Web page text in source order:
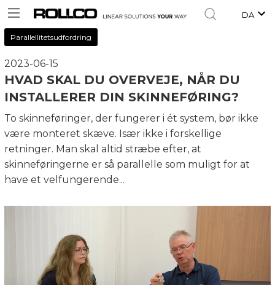
DA
Parallellitetsudfordring
2023-06-15
HVAD SKAL DU OVERVEJE, NÅR DU
INSTALLERER DIN SKINNEFØRING?
To skinneføringer, der fungerer i ét system, bør ikke
være monteret skæve. Især ikke i forskellige
retninger. Man skal altid stræbe efter, at
skinneføringerne er så parallelle som muligt for at
have et velfungerende...